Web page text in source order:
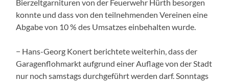
Bierzeltgarnituren von der Feuerwehr Hürth besorgen
konnte und dass von den teilnehmenden Vereinen eine
Abgabe von 10 % des Umsatzes einbehalten wurde.
− Hans-Georg Konert berichtete weiterhin, dass der
Garagenflohmarkt aufgrund einer Auflage von der Stadt
nur noch samstags durchgeführt werden darf. Sonntags